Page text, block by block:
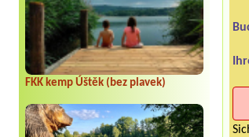
FKK kemp Úštěk (bez plavek)